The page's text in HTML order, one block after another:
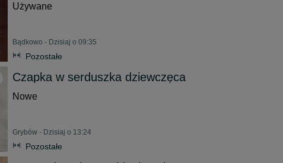
Używane
Bądkowo - Dzisiaj o 09:35
Pozostałe
Czapka w serduszka dziewczęca
Nowe
Grybów - Dzisiaj o 13:24
Pozostałe